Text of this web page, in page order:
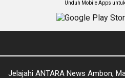
Unduh Mobile Apps
Jelajahi ANTARA News Ambon,